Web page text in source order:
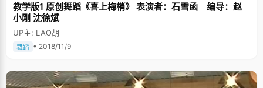
教学版1 原创舞蹈《喜上梅梢》 表演者：石雪函 编导：赵
小刚 沈徐斌
UP主: LAO胡
舞蹈 • 2018/11/9